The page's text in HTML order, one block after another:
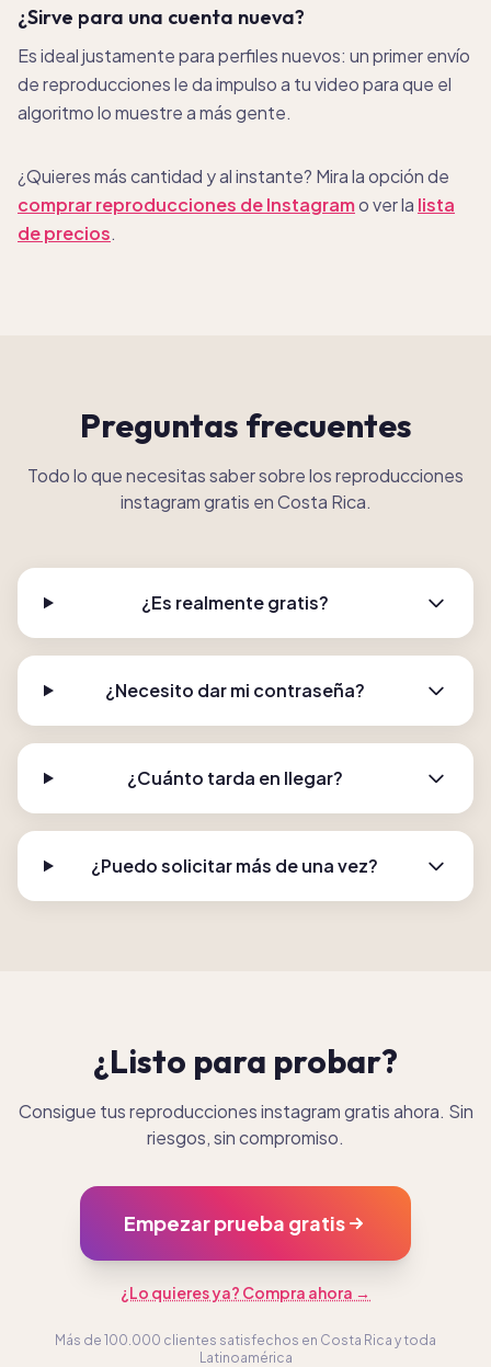
¿Sirve para una cuenta nueva?
Es ideal justamente para perfiles nuevos: un primer envío
de reproducciones le da impulso a tu video para que el
algoritmo lo muestre a más gente.
¿Quieres más cantidad y al instante? Mira la opción de
comprar reproducciones de Instagramo ver la lista
de precios.
Preguntas frecuentes
Todo lo que necesitas saber sobre los reproducciones
instagram gratis en Costa Rica.
¿Es realmente gratis?
¿Necesito dar mi contraseña?
¿Cuánto tarda en llegar?
¿Puedo solicitar más de una vez?
¿Listo para probar?
Consigue tus reproducciones instagram gratis ahora. Sin
riesgos, sin compromiso.
Empezar prueba gratis
¿Lo quieres ya? Compra ahora →
Más de 100.000 clientes satisfechos en Costa Rica y toda
Latinoamérica